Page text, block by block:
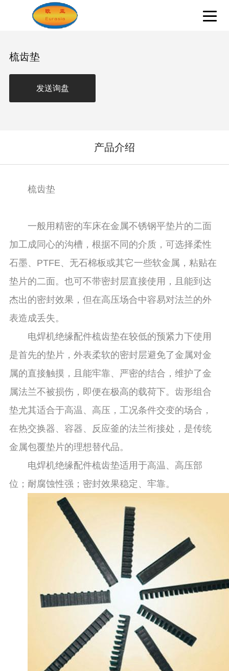
梳齿垫
发送询盘
产品介绍
梳齿垫
一般用精密的车床在金属不锈钢平垫片的二面
加工成同心的沟槽，根据不同的介质，可选择柔性
石墨、PTFE、无石棉板或其它一些软金属，粘贴在
垫片的二面。也可不带密封层直接使用，且能到达
杰出的密封效果，但在高压场合中容易对法兰的外
表造成丢失。
电焊机绝缘配件梳齿垫在较低的预紧力下使用
是首先的垫片，外表柔软的密封层避免了金属对金
属的直接触摸，且能牢靠、严密的结合，维护了金
属法兰不被损伤，即便在极高的载荷下。齿形组合
垫尤其适合于高温、高压，工况条件交变的场合，
在热交换器、容器、反应釜的法兰衔接处，是传统
金属包覆垫片的理想替代品。
电焊机绝缘配件梳齿垫适用于高温、高压部
位；耐腐蚀性强；密封效果稳定、牢靠。